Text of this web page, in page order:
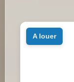
a louer